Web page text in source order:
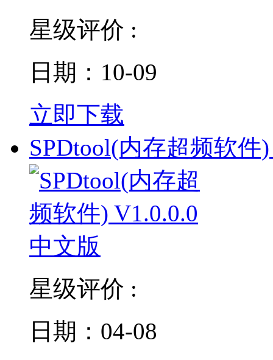
星级评价 :
日期：10-09
立即下载
SPDtool(内存超频软件
星级评价 :
日期：04-08